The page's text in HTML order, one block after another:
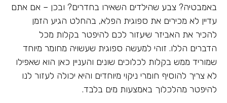
באמבטיה? צבע שהילדים השאירו בחדרים? ובכן – אם אתם
עדיין לא מכירים את ספוגית הפלא, בהחלט הגיע הזמן
להכיר את האביזר שיעזור לכם להיפטר בקלות מכל
הדברים הללו. זוהי למעשה ספוגית שעשויה מחומר מיוחד
שמוריד ממש בקלות לכלוכים שונים והעניין כאן הוא שאפילו
לא צריך להוסיף חומרי ניקוי מיוחדים והיא יכולה לעזור לנו
להיפטר מהלכלוך באמצעות מים בלבד.